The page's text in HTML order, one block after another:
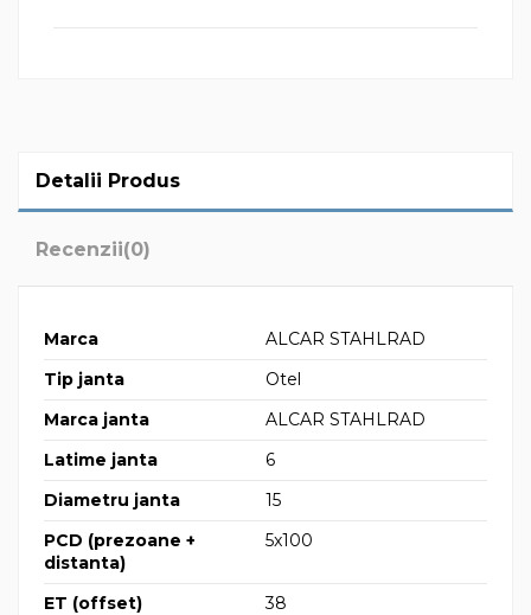
Detalii Produs
Recenzii(0)
Marca
ALCAR STAHLRAD
Tip janta
Otel
Marca janta
ALCAR STAHLRAD
Latime janta
6
Diametru janta
15
PCD (prezoane +
distanta)
5x100
ET (offset)
38